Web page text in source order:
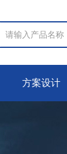
方案设计